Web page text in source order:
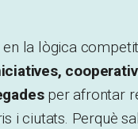
en la lògica
per afrontar
i ciutats. Perquè